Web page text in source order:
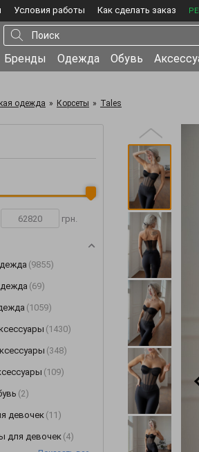
Условия работы Как сделать заказ
Бренды Одежда Обувь
одежда » Корсеты » Tales
грн.
(9855)
(69)
(1059)
(1430)
(348)
(109)
(2)
девочек (11)
для девочек (4)